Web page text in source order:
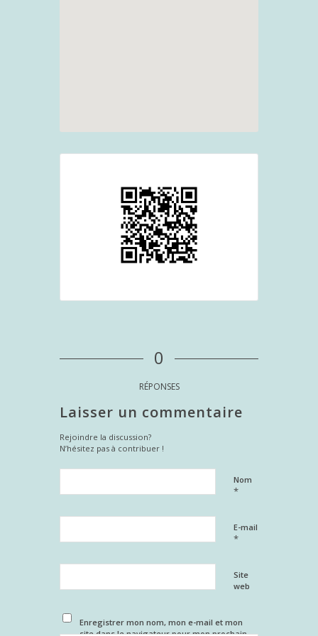
0
RÉPONSES
Laisser un commentaire
Rejoindre la discussion?
N’hésitez pas à contribuer !
Nom
*
E-mail
*
Site
web
Enregistrer mon nom, mon e-mail et mon
site dans le navigateur pour mon prochain